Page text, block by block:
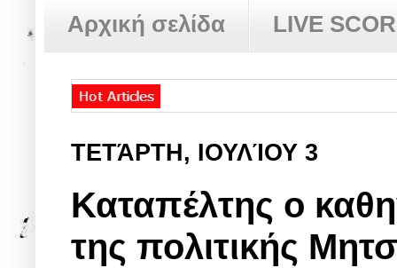
Αρχική σελίδα LIVE
ΤΕΤΆΡΤΗ, ΙΟΥΛΊΟΥ 3
Καταπέλτης ο
της πολιτικής